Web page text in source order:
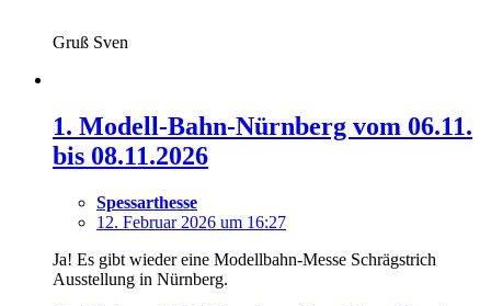
Gruß Sven
1. Modell-Bahn-Nürnberg vom 06.11.
bis 08.11.2026
Spessarthesse
12. Februar 2026 um 16:27
Ja! Es gibt wieder eine Modellbahn-Messe Schrägstrich
Ausstellung in Nürnberg.